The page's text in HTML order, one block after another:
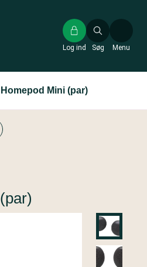
Søg
Log ind Menu
Mini (par)